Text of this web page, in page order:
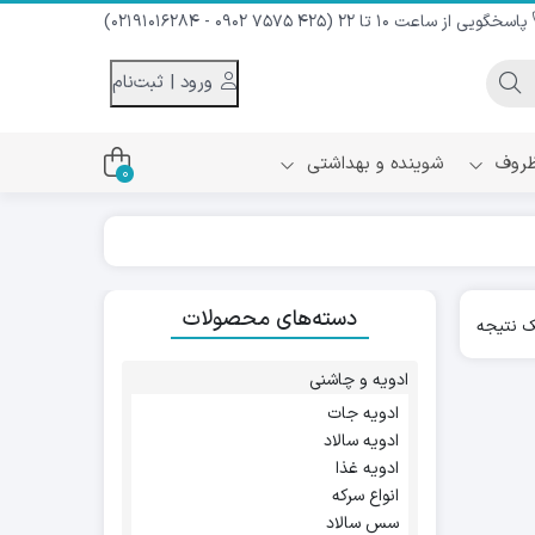
پاسخگویی از ساعت 10 تا 22 (425 7575 0902 - 02191016284)
سرد
شوینده و بهداشتی 0
نتیجه دسته‌های محصولات
ادویه و چاشنی
ادویه جات
ادویه سالاد
ادویه غذا
انواع سرکه
سس سالاد